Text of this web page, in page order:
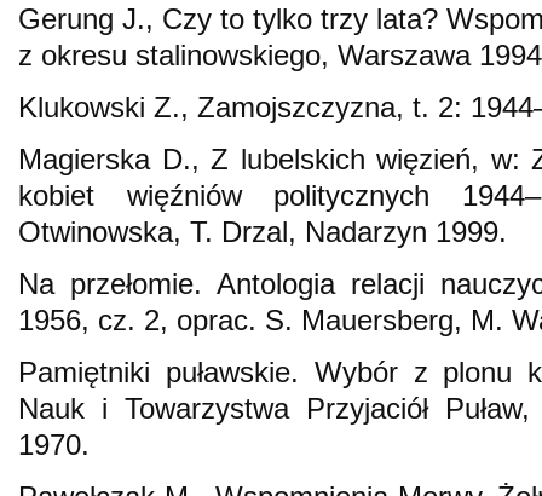
Gerung J., Czy to tylko trzy lata?
z okresu stalinowskiego, Warszawa
Klukowski Z., Zamojszczyzna, t. 2:
Magierska D., Z lubelskich więzień, w:
kobiet więźniów politycznych
Otwinowska, T. Drzal, Nadarzyn 1999.
Na przełomie. Antologia relacji
1956, cz. 2, oprac. S. Mauersberg, M.
Pamiętniki puławskie. Wybór z plonu
Nauk i Towarzystwa Przyjaciół
1970.